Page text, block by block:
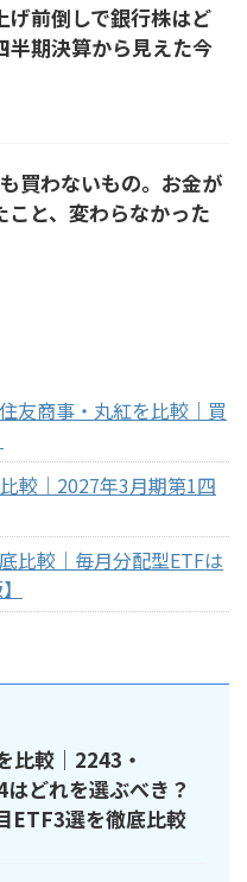
げ前倒しで銀行株はど
半期決算から見えた今
買わないもの。お金が
こと、変わらなかった
友商事・丸紅を比較｜買
較｜2027年3月期第1四
比較｜毎月分配型ETFは
比較｜2243・
どれを選ぶべき？
ETF3選を徹底比較